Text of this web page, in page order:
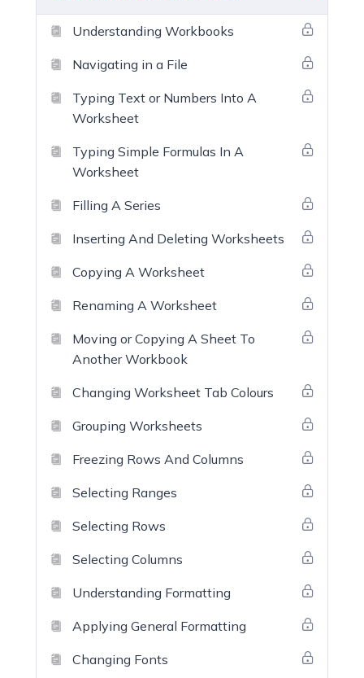
Understanding Workbooks
Navigating in a File
Typing Text or Numbers Into A
Worksheet
Typing Simple Formulas In A
Worksheet
Filling A Series
Inserting And Deleting Worksheets
Copying A Worksheet
Renaming A Worksheet
Moving or Copying A Sheet To
Another Workbook
Changing Worksheet Tab Colours
Grouping Worksheets
Freezing Rows And Columns
Selecting Ranges
Selecting Rows
Selecting Columns
Understanding Formatting
Applying General Formatting
Changing Fonts